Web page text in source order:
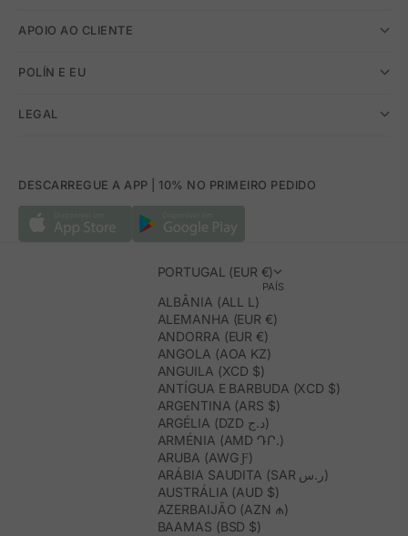
APOIO AO CLIENTE
POLÍN E EU
LEGAL
DESCARREGUE A APP | 10% NO PRIMEIRO PEDIDO
PORTUGAL (EUR €)
PAÍS
ALBÂNIA (ALL L)
ALEMANHA (EUR €)
ANDORRA (EUR €)
ANGOLA (AOA KZ)
ANGUILA (XCD $)
ANTÍGUA E BARBUDA (XCD $)
ARGENTINA (ARS $)
ARGÉLIA (DZD د.ج)
ARMÉNIA (AMD ԴՐ.)
ARUBA (AWG Ƒ)
ARÁBIA SAUDITA (SAR ر.س)
AUSTRÁLIA (AUD $)
AZERBAIJÃO (AZN ₼)
BAAMAS (BSD $)